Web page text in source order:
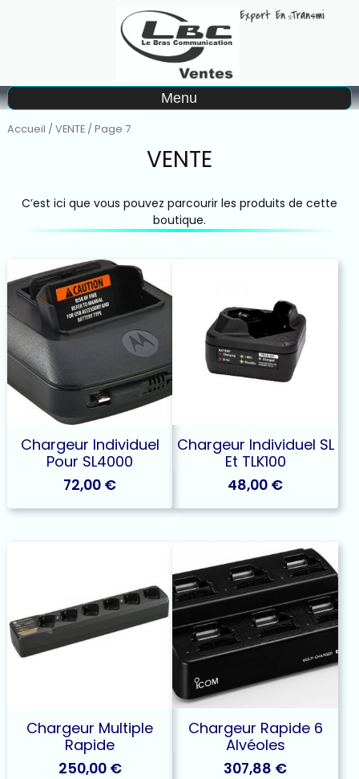
Matériel à la location
Menu
Accueil /VENTE/ Page 7
VENTE
C’est ici que vous pouvez parcourir les produits de cette
boutique.
Chargeur Individuel
Pour SL4000
72,00 €
Chargeur Individuel SL
Et TLK100
48,00 €
Chargeur Multiple
Rapide
250,00 €
Chargeur Rapide 6
Alvéoles
307,88 €